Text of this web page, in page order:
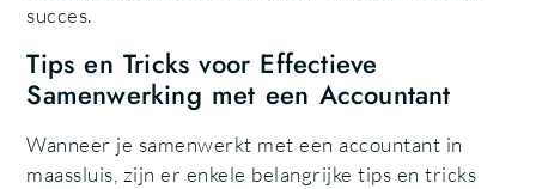
succes.
Tips en Tricks voor Effectieve
Samenwerking met een Accountant
Wanneer je samenwerkt met een accountant in
maassluis, zijn er enkele belangrijke tips en tricks